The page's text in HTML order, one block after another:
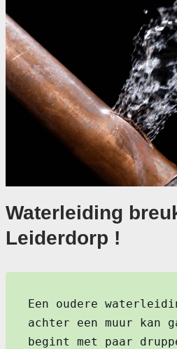
Waterleiding
Leiderdorp !
Een oudere
achter een muur kan
begint met paar